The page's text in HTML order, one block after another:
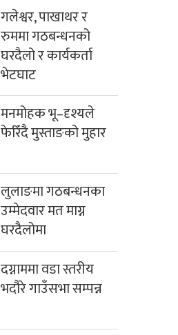
गलेश्वर, पाखाथर र
रुममा गठबन्धनको
घरदैलो र कार्यकर्ता
भेटघाट
मनमोहक भू–दृश्यले
फेरिँदै मुस्ताङको मुहार
लुलाङमा गठबन्धनका
उम्मेदवार मत माग्न
घरदैलोमा
दग्नाममा वडा स्तरीय
भदौरे गाउँसभा सम्पन्न